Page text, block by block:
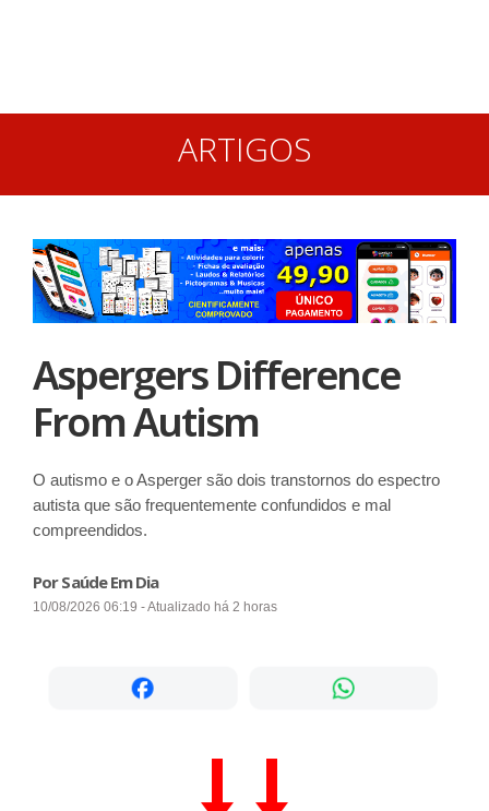
ARTIGOS
Aspergers Difference
From Autism
O autismo e o Asperger são dois transtornos do espectro
autista que são frequentemente confundidos e mal
compreendidos.
Por Saúde Em Dia
10/08/2026 06:19 - Atualizado há 2 horas